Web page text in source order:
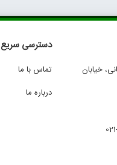
خیابان
دسترسی سریع
تماس با ما
درباره ما